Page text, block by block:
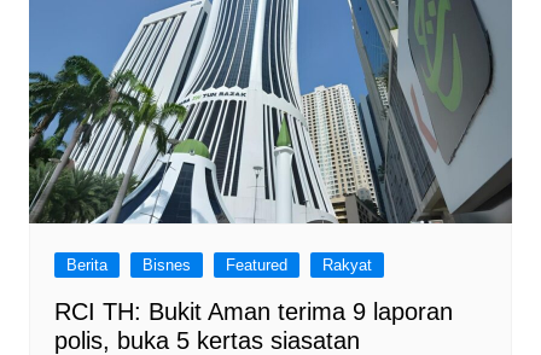
Berita Bisnes Featured Rakyat
RCI TH: Bukit Aman terima 9 laporan
polis, buka 5 kertas siasatan